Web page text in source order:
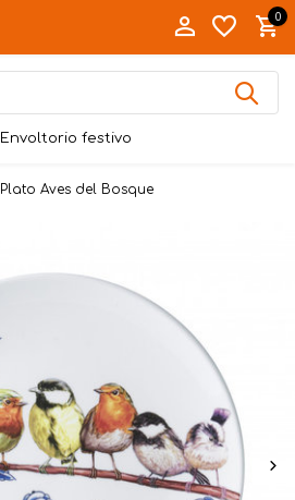
0
Envoltorio festivo
Plato Aves del Bosque